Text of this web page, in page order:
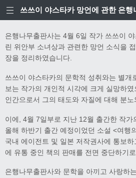
은행나무출판사는 4월 6일 작가 쓰쓰이
린 위안부 소녀상과 관련한 망언 소식을
장을 정리하였습니다.
쓰쓰이 야스타카의 문학적 성취와는 별개
보는 작가의 개인적 시각에 크게 실망하
인간으로서 그의 태도와 자질에 대해 분
이에, 4월 7일부로 지난 12월 출간한 작
올해 하반기 출간 예정이었던 소설 <여행
국내 에이전트 및 일본 저작권사에 통보
에 유통 중인 책의 판매를 전면 중단하기
은행나무출판사와 문학을 아끼고 사랑하